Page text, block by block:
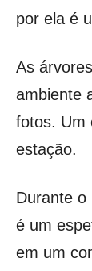
por ela é
As
ambiente
fotos. Um
estação.
Durante o
é um
em um